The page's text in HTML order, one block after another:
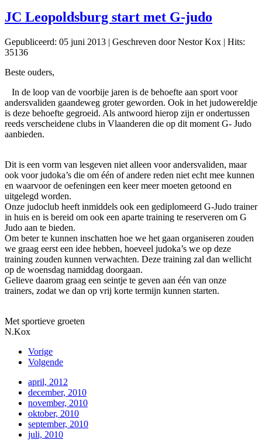
JC Leopoldsburg start met G-judo
Gepubliceerd: 05 juni 2013 | Geschreven door Nestor Kox | Hits:
35136
Beste ouders,
In de loop van de voorbije jaren is de behoefte aan sport voor
andersvaliden gaandeweg groter geworden. Ook in het judowereldje
is deze behoefte gegroeid. Als antwoord hierop zijn er ondertussen
reeds verscheidene clubs in Vlaanderen die op dit moment G- Judo
aanbieden.
Dit is een vorm van lesgeven niet alleen voor andersvaliden, maar
ook voor judoka’s die om één of andere reden niet echt mee kunnen
en waarvoor de oefeningen een keer meer moeten getoond en
uitgelegd worden.
Onze judoclub heeft inmiddels ook een gediplomeerd G-Judo trainer
in huis en is bereid om ook een aparte training te reserveren om G
Judo aan te bieden.
Om beter te kunnen inschatten hoe we het gaan organiseren zouden
we graag eerst een idee hebben, hoeveel judoka’s we op deze
training zouden kunnen verwachten. Deze training zal dan wellicht
op de woensdag namiddag doorgaan.
Gelieve daarom graag een seintje te geven aan één van onze
trainers, zodat we dan op vrij korte termijn kunnen starten.
Met sportieve groeten
N.Kox
Vorige
Volgende
april, 2012
december, 2010
november, 2010
oktober, 2010
september, 2010
juli, 2010